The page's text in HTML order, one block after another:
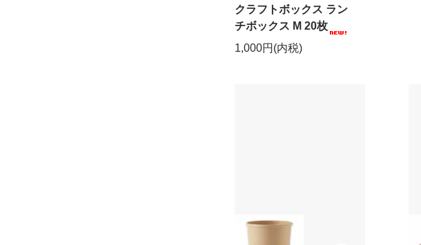
クラフトボックス ラン
チボックス M 20枚
1,000円(内税)